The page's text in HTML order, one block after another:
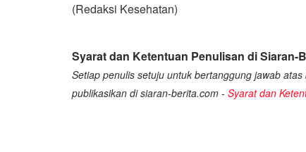
(Redaksi Kesehatan)
Syarat dan Ketentuan Penulisan di Siaran-
Setiap penulis setuju untuk bertanggung jawab
publikasikan di siaran-berita.com - Syarat dan